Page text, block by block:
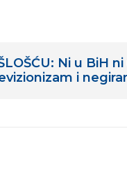
Ni u BiH
i